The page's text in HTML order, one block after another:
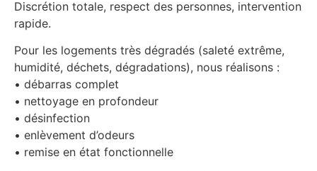
Discrétion totale, respect des personnes, intervention
rapide.
Pour les logements très dégradés (saleté extrême,
humidité, déchets, dégradations), nous réalisons :
• débarras complet
• nettoyage en profondeur
• désinfection
• enlèvement d’odeurs
• remise en état fonctionnelle